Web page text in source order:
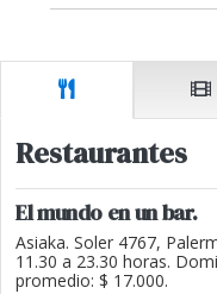
Restaurantes
El mundo en un bar.
Asiaka. Soler 4767,
11.30 a 23.30 horas.
promedio: $ 17.000.